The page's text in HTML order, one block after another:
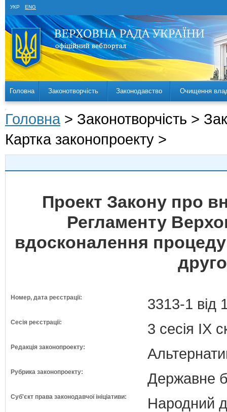
УКР ENG
Головна Законотворчість Законодавство Очищення
Головна > Законотворчість >
Картка законопроекту >
Проект Закону про
Регламенту
вдосконалення
Номер, дата реєстрації: 3313-1 від
Сесія реєстрації: 3 сесія IX
Редакція законопроекту:
Рубрика законопроекту: Державне
Суб'єкт права законодавчої ініціативи: Народний